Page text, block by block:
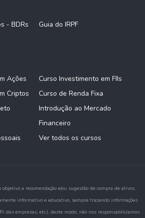
- BDRs Guia do IRPF
Ações
Curso Investimento em FIIs
Criptos
Curso de Renda Fixa
Introdução ao Mercado
Financeiro
Ver todos os cursos
a recomendação e/ou sugestão de compra de ativos.
informativo e educativo, sempre trazendo informações
das empresas, etc.), deste modo, não nos responsabilizamos